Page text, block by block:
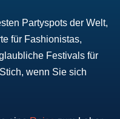
Partyspots der Welt,
für Fashionistas,
Festivals für
wenn Sie sich